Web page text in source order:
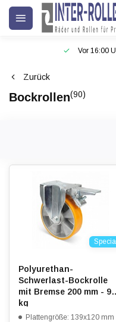
Vor 16:00
Zurück
Bockrollen(90)
Special
Polyurethan-
Schwerlast-Bockrolle
mit Bremse 200 mm -
kg
Plattengröße: 139x120 mm